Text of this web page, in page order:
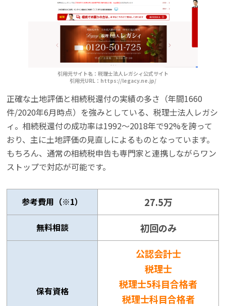
引用元サイト名：税理士法人レガシィ公式サイト
引用元URL：https://legacy.ne.jp/
正確な土地評価と相続税還付の実績の多さ（年間1660
件/2020年6月時点）を強みとしている、税理士法人レガシ
ィ。相続税還付の成功率は1992～2018年で92%を誇って
おり、主に土地評価の見直しによるものとなっています。
もちろん、通常の相続税申告も専門家と連携しながらワン
ストップで対応が可能です。
参考費用（※1） 27.5万
無料相談 初回のみ
保有資格
公認会計士
税理士
税理士5科目合格者
税理士科目合格者